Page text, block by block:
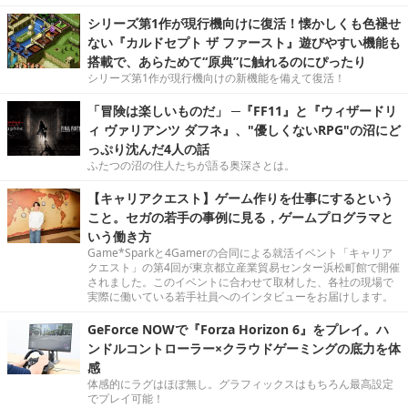
シリーズ第1作が現行機向けに復活！懐かしくも色褪せ
ない『カルドセプト ザ ファースト』遊びやすい機能も
搭載で、あらためて“原典”に触れるのにぴったり
シリーズ第1作が現行機向けの新機能を備えて復活！
「冒険は楽しいものだ」 ─『FF11』と『ウィザードリ
ィ ヴァリアンツ ダフネ』、"優しくないRPG"の沼にど
っぷり沈んだ4人の話
ふたつの沼の住人たちが語る奥深さとは。
【キャリアクエスト】ゲーム作りを仕事にするという
こと。セガの若手の事例に見る，ゲームプログラマと
いう働き方
Game*Sparkと4Gamerの合同による就活イベント「キャリア
クエスト」の第4回が東京都立産業貿易センター浜松町館で開催
されました。このイベントに合わせて取材した、各社の現場で
実際に働いている若手社員へのインタビューをお届けします。
GeForce NOWで『Forza Horizon 6』をプレイ。ハ
ンドルコントローラー×クラウドゲーミングの底力を体
感
体感的にラグはほぼ無し。グラフィックスはもちろん最高設定
でプレイ可能！